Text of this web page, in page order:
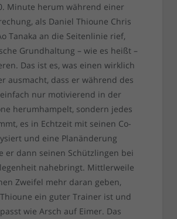
Minute herum während einer
als Daniel Thioune Chris
Tanaka an die Seitenlinie rief,
Grundhaltung – wie es heißt –
Das ist es, was einen wirklich
ausmacht, dass er während des
nur motivierend in der
herumhampelt, sondern jedes
es in Echtzeit mit seinen Co-
und eine Planänderung
er dann seinen Schützlingen bei
nahebringt. Mittlerweile
Zweifel mehr daran geben,
ein guter Trainer ist und
wie Arsch auf Eimer. Das